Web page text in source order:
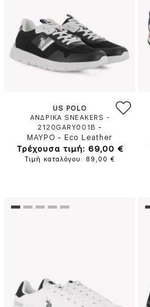
US POLO
ΑΝΔΡΙΚΑ SNEAKERS -
2120GARY001B -
ΜΑΥΡΟ - Eco Leather
Τρέχουσα τιμή: 69,00 €
Τιμή καταλόγου: 89,00 €